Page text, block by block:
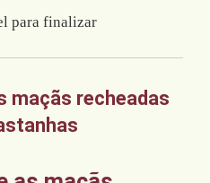
para finalizar
maçãs recheadas